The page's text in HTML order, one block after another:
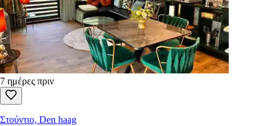
7 ημέρες πριν
Στούντιο, Den haag